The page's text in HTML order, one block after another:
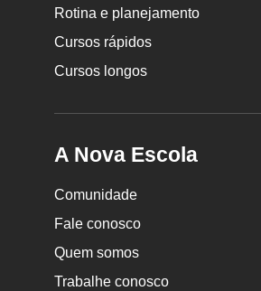
Rotina e planejamento
Cursos rápidos
Cursos longos
A Nova Escola
Comunidade
Fale conosco
Quem somos
Trabalhe conosco